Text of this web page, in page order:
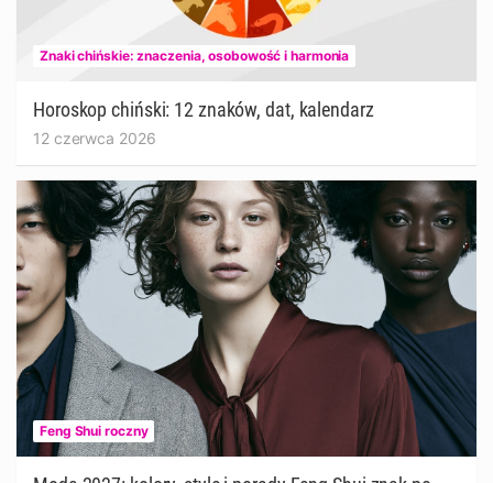
Znaki chińskie: znaczenia, osobowość i harmonia
Horoskop chiński: 12 znaków, dat, kalendarz
12 czerwca 2026
Feng Shui roczny